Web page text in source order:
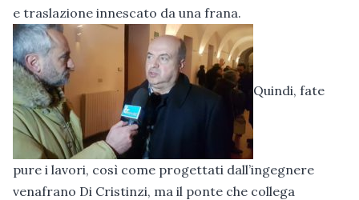
e traslazione innescato da una frana.
Quindi, fate
pure i lavori, così come progettati dall’ingegnere
venafrano Di Cristinzi, ma il ponte che collega